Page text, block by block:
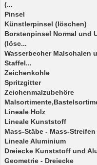
(...
Pinsel
Künstlerpinsel (löschen)
Borstenpinsel Normal und
(lösc...
Wasserbecher Malschalen
Staffel...
Zeichenkohle
Spritzgitter
Zeichenmalzubehöre
Lineale Holz
Lineale Kunststoff
Mass-Stäbe - Mass-Streifen
Lineale Aluminium
Dreiecke Kunststoff und
Geometrie - Dreiecke